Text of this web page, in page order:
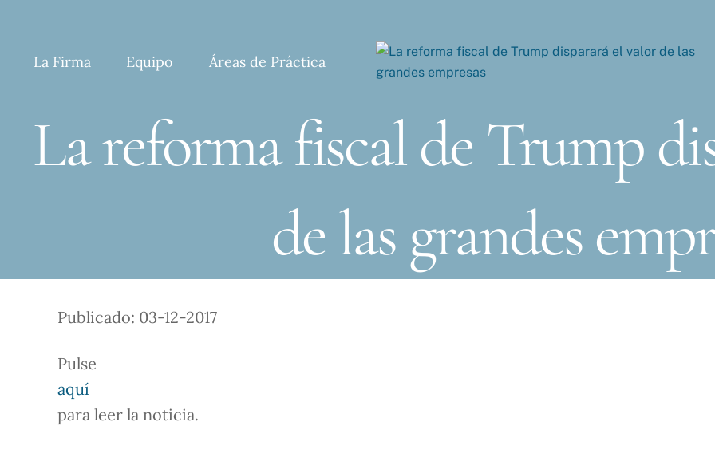
La Firma Equipo Áreas de Práctica
La reforma fiscal de Trump
de las grandes
Publicado: 03-12-2017
Pulse
aquí
para leer la noticia.